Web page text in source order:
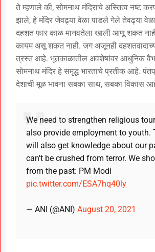
ते म्हणाले की, सोमनाथ मंदिराचे अस्तित्व नष्ट
झाले, हे मंदिर जेवढ्या वेळा पाडले गेले तेवढ्या
दहशत फार काळ मानवतेला खाली आणू शकत
कायम असू शकत नाही. जग अजूनही
त्रस्त आहे. भूतकाळातील अवशेषांवर आधुनिक
सोमनाथ मंदिर हे समृद्ध भारताचे प्रतीक आहे.
देशाची मूळ भावना सबका साथ, सबका विकास
We need to strengthen religious
also provide employment to youth.
will also get knowledge about our
can't be crushed from terror. We
from the past: PM Modi
pic.twitter.com/ESA7hq40ly
— ANI (@ANI) August 20, 2021